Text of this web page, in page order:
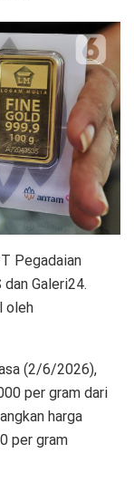
Pegadaian
Galeri24.
oleh
(2/6/2026),
per gram dari
harga
per gram